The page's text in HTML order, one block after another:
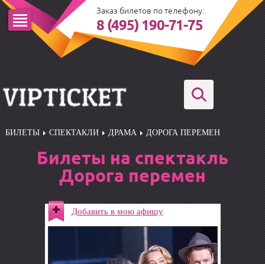
Заказ билетов по телефону:
8 (495) 190-71-75
БИЛЕТЫ СПЕКТАКЛИ ДРАМА ДОРОГА ПЕРЕМЕН
Билеты на спектакль
Дорога перемен
Добавить в мою афишу